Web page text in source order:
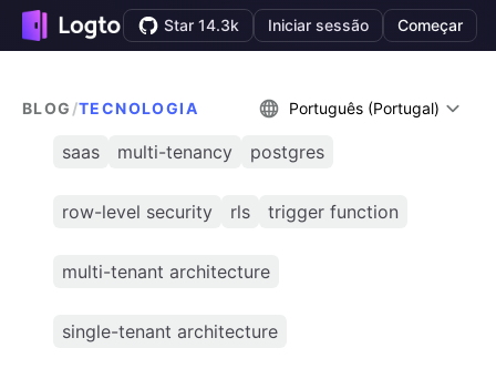
Star 14.3k Iniciar sessão Começar
BLOG /TECNOLOGIA Português (Portugal)
saas multi-tenancy postgres
row-level security rls trigger function
multi-tenant architecture
single-tenant architecture